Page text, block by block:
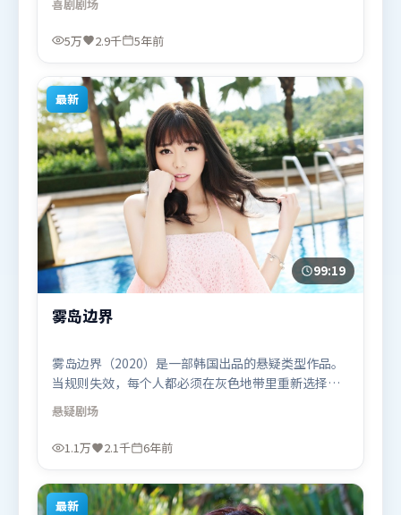
间与节奏，文戏部分同样扎实耐嚼。由雷德利·斯科
特执导，全智贤、李政宰、苍井优，汤唯、咏梅、张
在部分地区首映上线，适合喜欢喜剧题材的观众观
看。
喜剧剧场
5万 2.9千 5年前
最新
99:19
雾岛边界
雾岛边界（2020）是一部韩国出品的悬疑类型作品。
当规则失效，每个人都必须在灰色地带里重新选择立
场与底线。高潮段落信息密度高，情绪释放与主题回
扣同时完成。由克里斯托弗·诺兰执导，弗洛伦丝·
皮尤、白宇、古天乐，汤唯、易烊千玺、全智贤等联
映上线，适合喜欢悬疑题材的观众观看。
悬疑剧场
1.1万 2.1千 6年前
最新